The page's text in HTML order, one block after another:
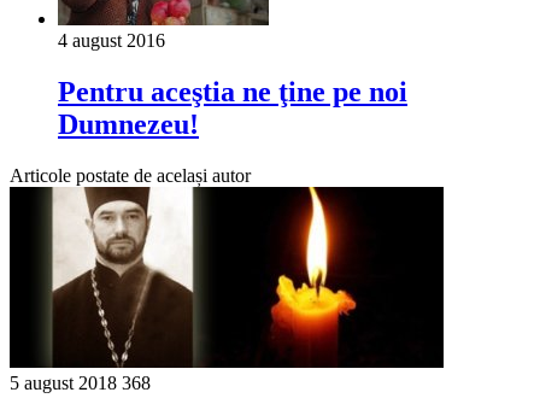
4 august 2016
Pentru aceştia ne ţine pe noi
Dumnezeu!
Articole postate de același autor
5 august 2018 368